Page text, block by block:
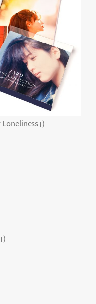
」)
)